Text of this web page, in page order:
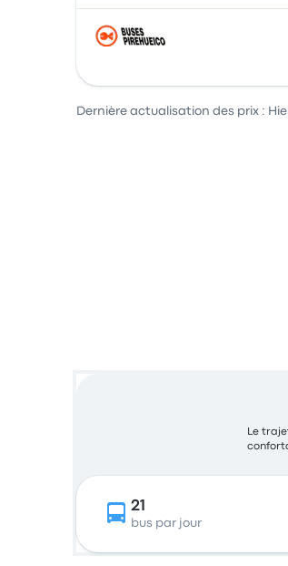
Dernière actualisation des prix :
Le
21
bus par jour